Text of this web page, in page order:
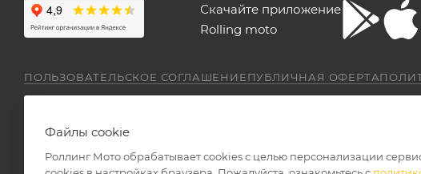
Скачайте приложение
Rolling moto
ПОЛЬЗОВАТЕЛЬСКОЕ СОГЛАШЕНИЕПУБЛИЧНАЯ ОФЕРТА
Файлы cookie
Роллинг Мото обрабатывает сookies с целью персонализации